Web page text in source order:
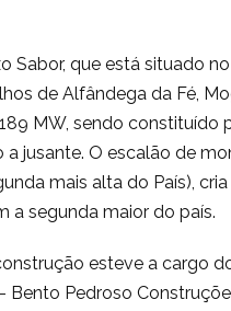
Sabor, que está situado
de Alfândega da Fé,
MW, sendo constituído
jusante. O escalão de
mais alta do País),
a segunda maior do país.
esteve a cargo
Pedroso